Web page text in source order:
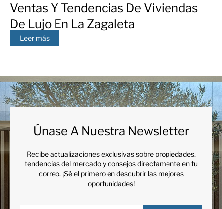
Ventas Y Tendencias De Viviendas
De Lujo En La Zagaleta
Leer más
Únase A Nuestra Newsletter
Recibe actualizaciones exclusivas sobre propiedades,
tendencias del mercado y consejos directamente en tu
correo. ¡Sé el primero en descubrir las mejores
oportunidades!